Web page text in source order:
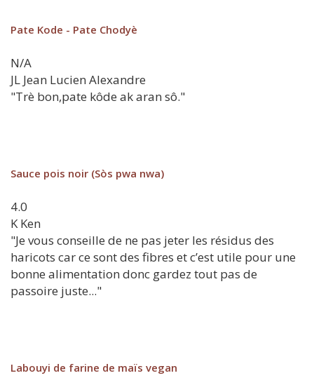
Pate Kode - Pate Chodyè
N/A
JL Jean Lucien Alexandre
"Trè bon,pate kôde ak aran sô."
Sauce pois noir (Sòs pwa nwa)
4.0
K Ken
"Je vous conseille de ne pas jeter les résidus des
haricots car ce sont des fibres et c’est utile pour une
bonne alimentation donc gardez tout pas de
passoire juste..."
Labouyi de farine de maïs vegan